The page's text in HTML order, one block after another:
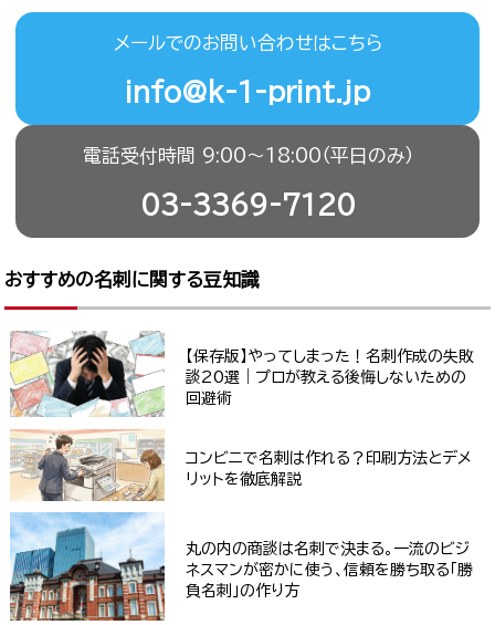
メールでのお問い合わせはこちら
info@k-1-print.jp
電話受付時間 9:00〜18:00（平日のみ）
03-3369-7120
おすすめの名刺に関する豆知識
【保存版】やってしまった！名刺作成の失敗
談20選｜プロが教える後悔しないための
回避術
コンビニで名刺は作れる？印刷方法とデメ
リットを徹底解説
丸の内の商談は名刺で決まる。一流のビジ
ネスマンが密かに使う、信頼を勝ち取る「勝
負名刺」の作り方